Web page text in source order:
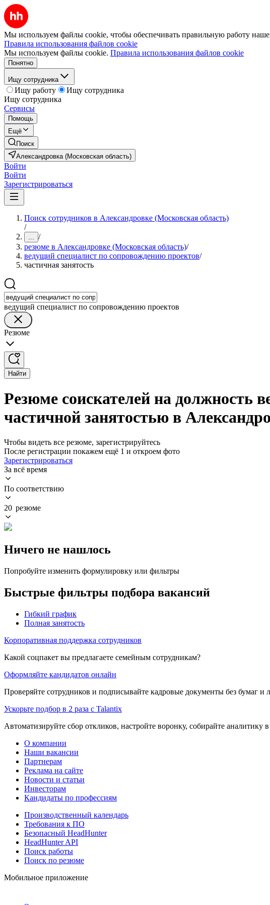
Мы используем файлы cookie, чтобы обеспечивать правильную работу
Правила использования файлов cookie
Мы используем файлы cookie. Правила использования файлов cookie
Понятно
Ищу сотрудника
Ищу работу
Ищу сотрудника
Ищу сотрудника
Сервисы
Помощь
Ещё
Поиск
Александровка (Московская область)
Войти
Войти
Зарегистрироваться
Поиск сотрудников в Александровке (Московская область)
/
... /
резюме в Александровке (Московская область)/
ведущий специалист по сопровождению проектов/
частичная занятость
ведущий специалист по сопровождению проектов
Резюме
Найти
Резюме соискателей на должность
частичной занятостью в
Чтобы видеть все резюме, зарегистрируйтесь
После регистрации покажем ещё 1 и откроем фото
Зарегистрироваться
За всё время
По соответствию
20 резюме
Ничего не нашлось
Попробуйте изменить формулировку или фильтры
Быстрые фильтры подбора вакансий
Гибкий график
Полная занятость
Корпоративная поддержка сотрудников
Какой соцпакет вы предлагаете семейным сотрудникам?
Оформляйте кандидатов онлайн
Проверяйте сотрудников и подписывайте кадровые документы без бумаг и
Ускорьте подбор в 2 раза с Talantix
Автоматизируйте сбор откликов, настройте воронку, собирайте аналитику
О компании
Наши вакансии
Партнерам
Реклама на сайте
Новости и статьи
Инвесторам
Кандидаты по профессиям
Производственный календарь
Требования к ПО
Безопасный HeadHunter
HeadHunter API
Поиск работы
Поиск по резюме
Мобильное приложение